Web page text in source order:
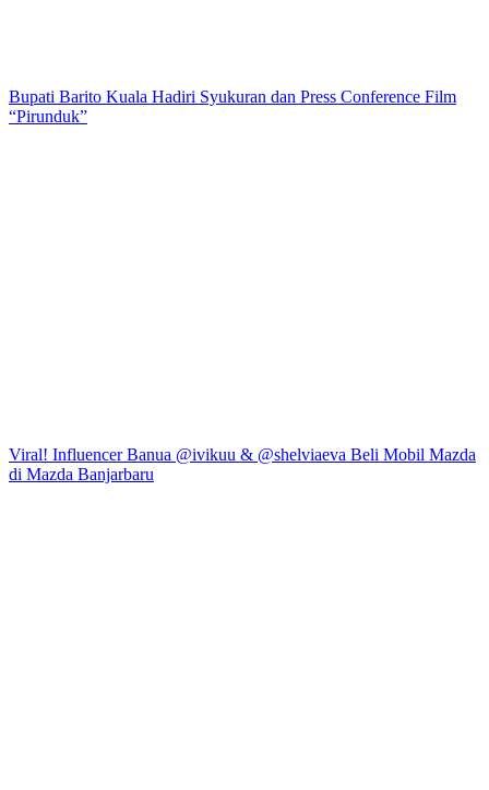
Bupati Barito Kuala Hadiri Syukuran dan Press Conference Film
“Pirunduk”
Viral! Influencer Banua @ivikuu & @shelviaeva Beli Mobil Mazda
di Mazda Banjarbaru